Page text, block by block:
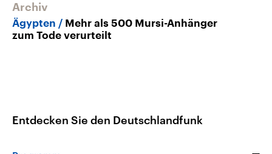
Archiv
Ägypten
Mehr als 500 Mursi-Anhänger
zum Tode verurteilt
Entdecken Sie den Deutschlandfunk